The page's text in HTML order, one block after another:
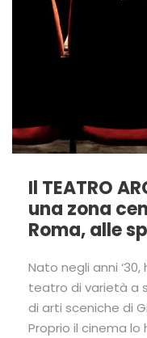
Il TEATRO
una zona
Roma, alle
Nato negli anni
teatro di varietà a
di arti sceniche di
Proprio il cinema